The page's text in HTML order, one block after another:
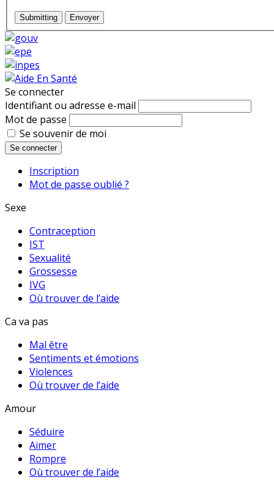
Submitting Envoyer
Se connecter
Identifiant ou adresse e-mail
Mot de passe
Se souvenir de moi
Se connecter
Inscription
Mot de passe oublié ?
Sexe
Contraception
IST
Sexualité
Grossesse
IVG
Où trouver de l’aide
Ca va pas
Mal être
Sentiments et émotions
Violences
Où trouver de l’aide
Amour
Séduire
Aimer
Rompre
Où trouver de l’aide